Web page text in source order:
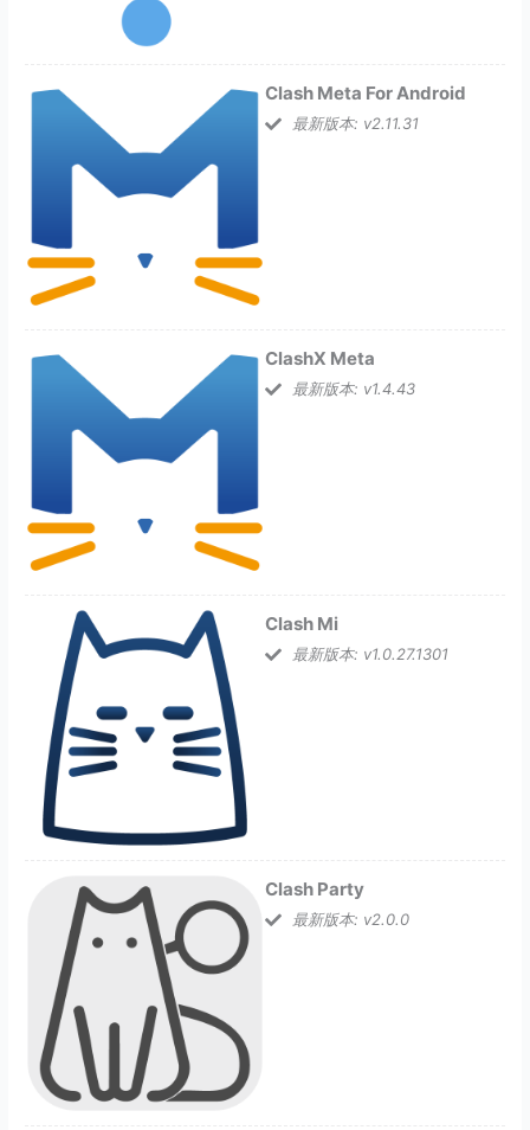
Clash Meta For Android
最新版本: v2.11.31
ClashX Meta
最新版本: v1.4.43
Clash Mi
最新版本: v1.0.27.1301
Clash Party
最新版本: v2.0.0